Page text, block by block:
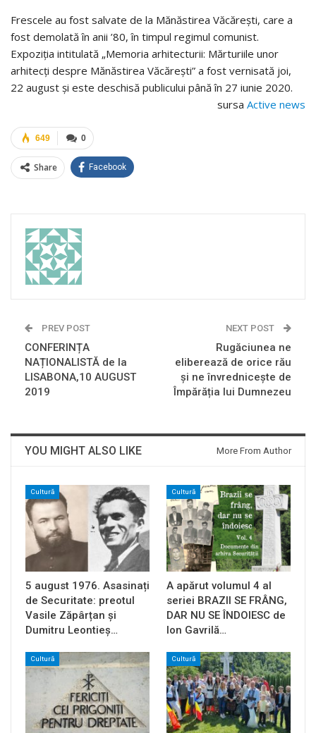
Frescele au fost salvate de la Mănăstirea Văcărești, care a
fost demolată în anii ’80, în timpul regimul comunist.
Expoziția intitulată „Memoria arhitecturii: Mărturiile unor
arhitecți despre Mănăstirea Văcărești” a fost vernisată joi,
22 august și este deschisă publicului până în 27 iunie 2020.
sursa Active news
0
649
Share Facebook
PREV POST
CONFERINȚA
NAȚIONALISTĂ de la
LISABONA,10 AUGUST
2019
NEXT POST
Rugăciunea ne
eliberează de orice rău
și ne învrednicește de
Împărăția lui Dumnezeu
YOU MIGHT ALSO LIKE More From Author
Cultură
5 august 1976. Asasinați
de Securitate: preotul
Vasile Zăpârțan și
Dumitru Leontieș…
Cultură
A apărut volumul 4 al
seriei BRAZII SE FRÂNG,
DAR NU SE ÎNDOIESC de
Ion Gavrilă…
Cultură Cultură